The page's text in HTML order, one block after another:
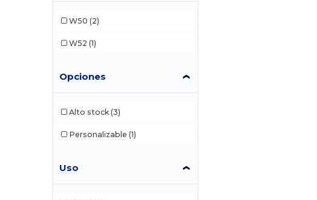
W50 (2)
W52 (1)
Opciones
Alto stock (3)
Personalizable (1)
Uso